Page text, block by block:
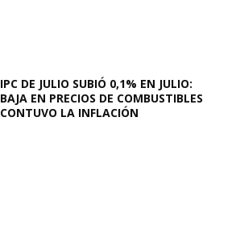
IPC DE JULIO SUBIÓ 0,1% EN JULIO:
BAJA EN PRECIOS DE COMBUSTIBLES
CONTUVO LA INFLACIÓN